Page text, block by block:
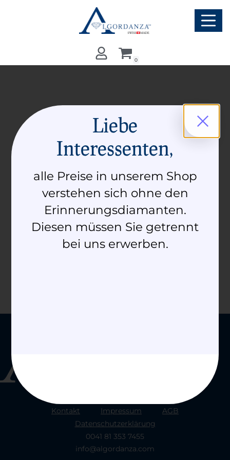
0
Kontakt Impressum
AGB
Datenschutzerklärung
0041 81 353 7455
info@algordanza.com
Liebe
Interessenten,
alle Preise in unserem Shop
verstehen sich ohne den
Erinnerungsdiamanten.
Diesen müssen Sie getrennt
bei uns erwerben.